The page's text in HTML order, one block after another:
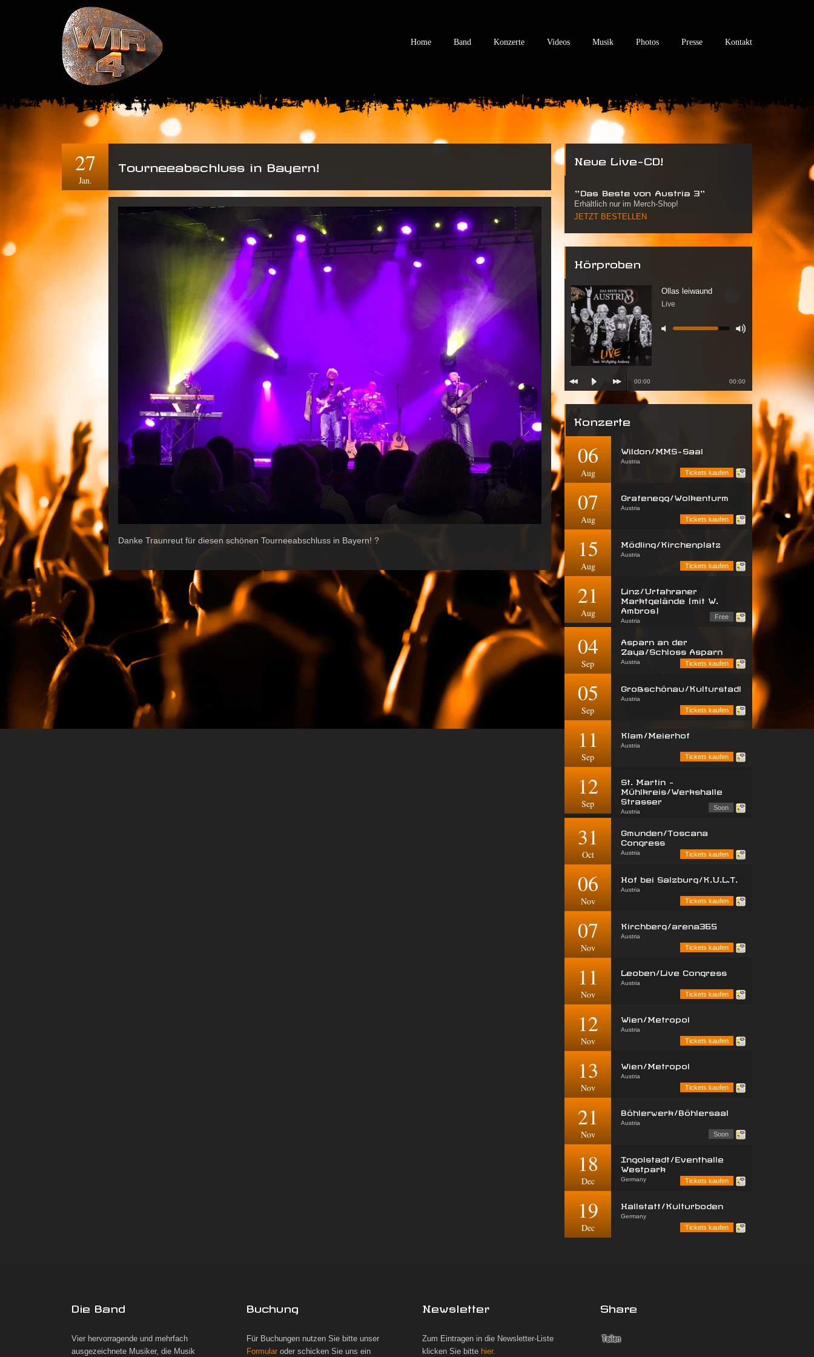
Home Band Konzerte Videos Musik Photos Presse Kontakt
27
Jan.
Tourneeabschluss in Bayern!
Danke Traunreut für diesen schönen Tourneeabschluss in Bayern! ?
Neue Live-CD!
"Das Beste von Austria 3"
Erhältlich nur im Merch-Shop!
JETZT BESTELLEN
Hörproben
Ollas leiwaund
Live
00:00 00:00
Konzerte
06
Aug
Wildon/MMS-Saal
Austria
Tickets kaufen
07
Aug
Grafenegg/Wolkenturm
Austria
Tickets kaufen
15
Aug
Mödling/Kirchenplatz
Austria
Tickets kaufen
21
Aug
Linz/Urfahraner
Marktgelände (mit W.
Ambros)
Austria
Free
04
Sep
Asparn an der
Zaya/Schloss Asparn
Austria
Tickets kaufen
05
Sep
Großschönau/Kulturstadl
Austria
Tickets kaufen
11
Sep
Klam/Meierhof
Austria
Tickets kaufen
12
Sep
St. Martin -
Mühlkreis/Werkshalle
Strasser
Austria
Soon
31
Oct
Gmunden/Toscana
Congress
Austria
Tickets kaufen
06
Nov
Hof bei Salzburg/K.U.L.T.
Austria
Tickets kaufen
07
Nov
Kirchberg/arena365
Austria
Tickets kaufen
11
Nov
Leoben/Live Congress
Austria
Tickets kaufen
12
Nov
Wien/Metropol
Austria
Tickets kaufen
13
Nov
Wien/Metropol
Austria
Tickets kaufen
21
Nov
Böhlerwerk/Böhlersaal
Austria
Soon
18
Dec
Ingolstadt/Eventhalle
Westpark
Germany
Tickets kaufen
19
Dec
Hallstatt/Kulturboden
Germany
Tickets kaufen
Die Band
Vier hervorragende und mehrfach
ausgezeichnete Musiker, die Musik
Buchung
Für Buchungen nutzen Sie bitte unser
Formular oder schicken Sie uns ein
Newsletter
Zum Eintragen in die Newsletter-Liste
klicken Sie bitte hier.
Share